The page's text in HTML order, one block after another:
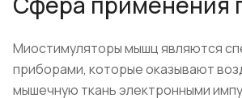
Миостимуляторы мышц являются
приборами, которые оказывают
мышечную ткань электронными